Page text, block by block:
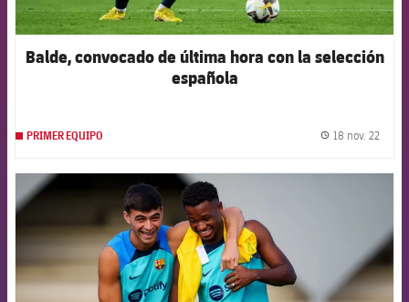
Balde, convocado de última hora con la selección
española
PRIMER EQUIPO 18 nov. 22
FCB Barcelona badge